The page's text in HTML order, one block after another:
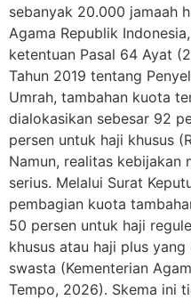
sebanyak 20.000 jamaah
Agama Republik
ketentuan Pasal 64 Ayat
Tahun 2019 tentang
Umrah, tambahan kuota
dialokasikan sebesar 92
persen untuk haji khusus
Namun, realitas kebijakan
serius. Melalui Surat
pembagian kuota
50 persen untuk haji
khusus atau haji plus
swasta (Kementerian
Tempo, 2026). Skema ini